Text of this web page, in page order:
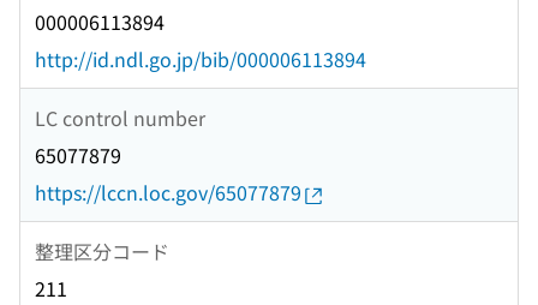
000006113894
http://id.ndl.go.jp/bib/000006113894
LC control number
65077879
https://lccn.loc.gov/65077879
整理区分コード
211